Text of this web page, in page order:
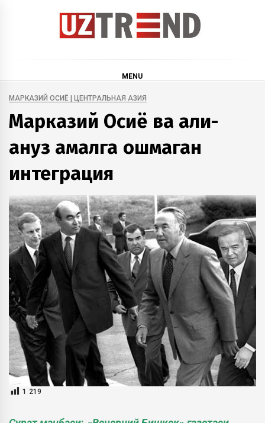
MENU
МАРКАЗИЙ ОСИЁ | ЦЕНТРАЛЬНАЯ АЗИЯ
Марказий Осиё ва ҳали-
ҳануз амалга ошмаган
интеграция
1 219